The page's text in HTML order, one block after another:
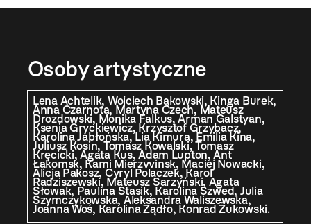
Osoby artystyczne
Lena Achtelik, Wojciech Bąkowski, Kinga Burek,
Anna Czarnota, Martyna Czech, Mateusz
Drozdowski, Monika Falkus, Arman Galstyan,
Ksenia Gryckiewicz, Krzysztof Grzybacz,
Karolina Jabłońska, Lia Kimura, Emilia Kina,
Juliusz Kosin, Tomasz Kowalski, Tomasz
Kręcicki, Agata Kus, Adam Lupton, Ant
Łakomsk, Kami Mierzvvinsk, Maciej Nowacki,
Alicja Pakosz, Cyryl Polaczek, Karol
Radziszewski, Mateusz Sarzyński, Agata
Słowak, Paulina Stasik, Karolina Szwed, Julia
Szymczykowska, Aleksandra Waliszewska,
Joanna Woś, Karolina Żądło, Konrad Żukowski.